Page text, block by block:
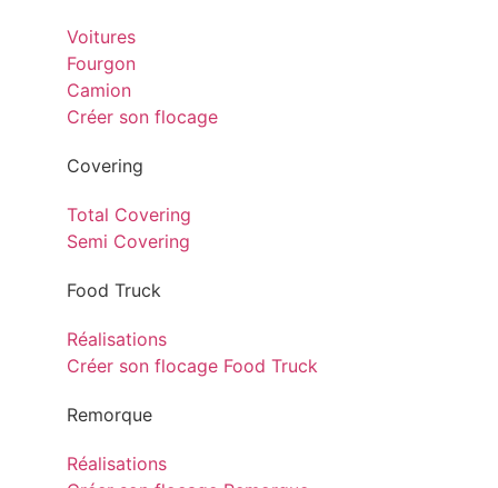
Voitures
Fourgon
Camion
Créer son flocage
Covering
Total Covering
Semi Covering
Food Truck
Réalisations
Créer son flocage Food Truck
Remorque
Réalisations